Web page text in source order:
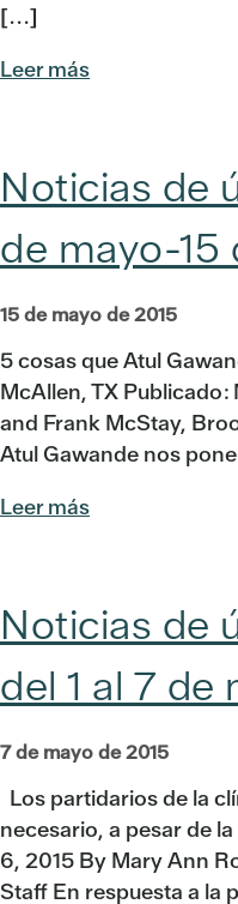
[...]
Leer más
Noticias de
de mayo-15
15 de mayo de 2015
5 cosas que Atul
McAllen, TX Publicado:
and Frank McStay,
Atul Gawande nos
Leer más
Noticias de
del 1 al 7 de
7 de mayo de 2015
Los partidarios de la
necesario, a pesar de
6, 2015 By Mary Ann
Staff En respuesta a la